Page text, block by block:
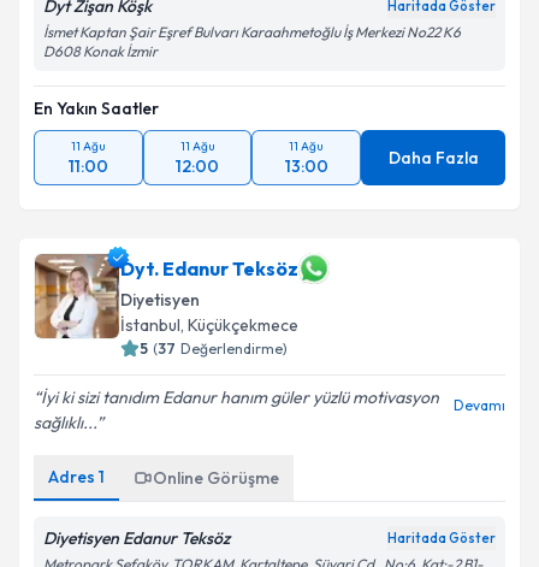
Takvim Talebini Gönder
Dyt Zişan Köşk Haritada Göster
İsmet Kaptan Şair Eşref Bulvarı Karaahmetoğlu İş Merkezi No22 K6
D608 Konak İzmir
En Yakın Saatler
11 Ağu
11:00
11 Ağu
12:00
11 Ağu
13:00 Daha Fazla
Dyt. Edanur Teksöz
Diyetisyen
İstanbul, Küçükçekmece
5 (37 Değerlendirme)
İyi ki sizi tanıdım Edanur hanım güler yüzlü motivasyon
sağlıklı...
Devamı
Adres 1 Online Görüşme
Diyetisyen Edanur Teksöz Haritada Göster